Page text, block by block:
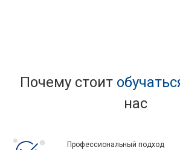
Почему стоит
нас
Профессиональный подход